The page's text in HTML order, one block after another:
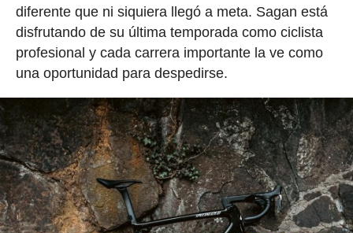
diferente que ni siquiera llegó a meta. Sagan está
disfrutando de su última temporada como ciclista
profesional y cada carrera importante la ve como
una oportunidad para despedirse.